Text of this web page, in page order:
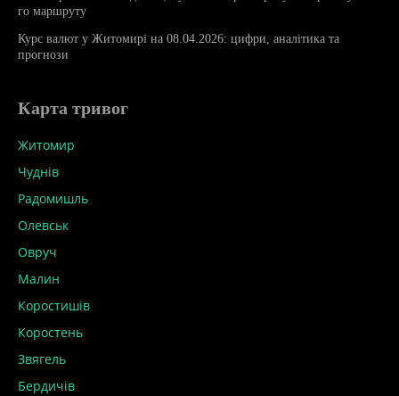
го маршруту
Курс валют у Житомирі на 08.04.2026: цифри, аналітика та
прогнози
Карта тривог
Житомир
Чуднів
Радомишль
Олевськ
Овруч
Малин
Коростишів
Коростень
Звягель
Бердичів